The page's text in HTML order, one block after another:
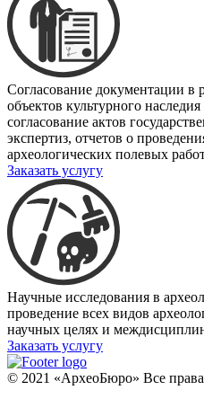
Согласование документации в
объектов культурного наследия
согласование актов
экспертиз, отчетов о
археологических полевых
Заказать услугу
Научные исследования в
проведение всех видов
научных целях и
Заказать услугу
© 2021 «АрхеоБюро» Все